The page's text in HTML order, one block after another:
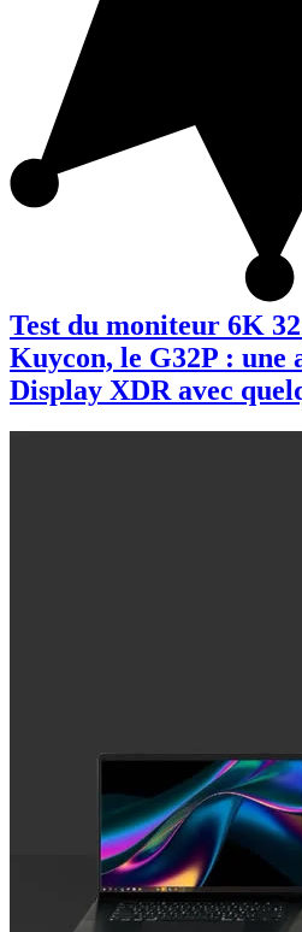
Test du moniteur 6K 32
Kuycon, le G32P : une
Display XDR avec